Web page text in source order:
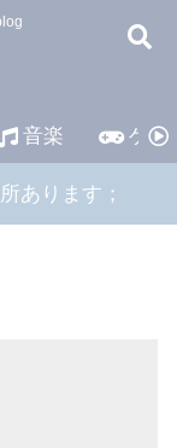
音楽 ゲー
あります；